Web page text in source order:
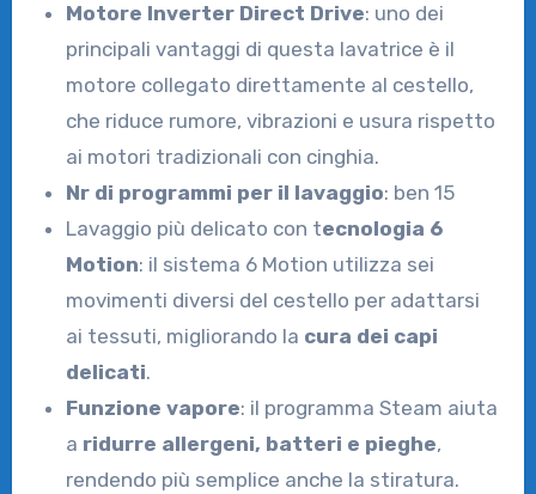
Motore Inverter Direct Drive: uno dei
principali vantaggi di questa lavatrice è il
motore collegato direttamente al cestello,
che riduce rumore, vibrazioni e usura rispetto
ai motori tradizionali con cinghia.
Nr di programmi per il lavaggio: ben 15
Lavaggio più delicato con tecnologia 6
Motion: il sistema 6 Motion utilizza sei
movimenti diversi del cestello per adattarsi
ai tessuti, migliorando la cura dei capi
delicati.
Funzione vapore: il programma Steam aiuta
a ridurre allergeni, batteri e pieghe,
rendendo più semplice anche la stiratura.